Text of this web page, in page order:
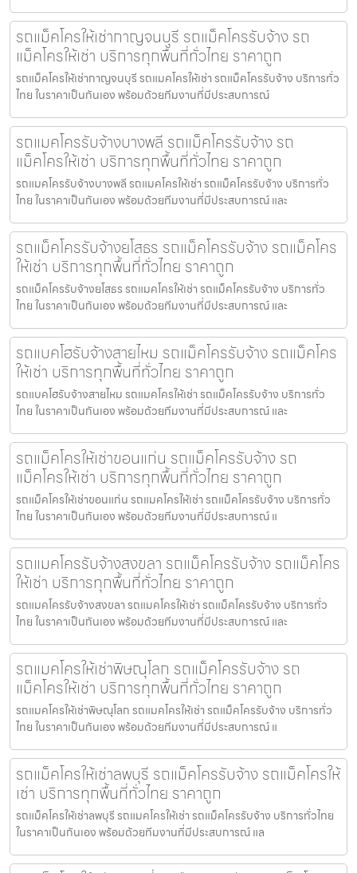
รถแม็คโครให้เช่ากาญจนบุรี รถแม็คโครรับจ้าง รถ
แม็คโครให้เช่า บริการทุกพื้นที่ทั่วไทย ราคาถูก
รถแม็คโครให้เช่ากาญจนบุรี รถแมคโครให้เช่า รถแม็คโครรับจ้าง บริการทั่ว
ไทย ในราคาเป็นกันเอง พร้อมด้วยทีมงานที่มีประสบการณ์
รถแมคโครรับจ้างบางพลี รถแม็คโครรับจ้าง รถ
แม็คโครให้เช่า บริการทุกพื้นที่ทั่วไทย ราคาถูก
รถแมคโครรับจ้างบางพลี รถแมคโครให้เช่า รถแม็คโครรับจ้าง บริการทั่ว
ไทย ในราคาเป็นกันเอง พร้อมด้วยทีมงานที่มีประสบการณ์ และ
รถแม็คโครรับจ้างยโสธร รถแม็คโครรับจ้าง รถแม็คโคร
ให้เช่า บริการทุกพื้นที่ทั่วไทย ราคาถูก
รถแม็คโครรับจ้างยโสธร รถแมคโครให้เช่า รถแม็คโครรับจ้าง บริการทั่ว
ไทย ในราคาเป็นกันเอง พร้อมด้วยทีมงานที่มีประสบการณ์ และ
รถแบคโฮรับจ้างสายไหม รถแม็คโครรับจ้าง รถแม็คโคร
ให้เช่า บริการทุกพื้นที่ทั่วไทย ราคาถูก
รถแบคโฮรับจ้างสายไหม รถแมคโครให้เช่า รถแม็คโครรับจ้าง บริการทั่ว
ไทย ในราคาเป็นกันเอง พร้อมด้วยทีมงานที่มีประสบการณ์ และ
รถแม็คโครให้เช่าขอนแก่น รถแม็คโครรับจ้าง รถ
แม็คโครให้เช่า บริการทุกพื้นที่ทั่วไทย ราคาถูก
รถแม็คโครให้เช่าขอนแก่น รถแมคโครให้เช่า รถแม็คโครรับจ้าง บริการทั่ว
ไทย ในราคาเป็นกันเอง พร้อมด้วยทีมงานที่มีประสบการณ์ แ
รถแมคโครรับจ้างสงขลา รถแม็คโครรับจ้าง รถแม็คโคร
ให้เช่า บริการทุกพื้นที่ทั่วไทย ราคาถูก
รถแมคโครรับจ้างสงขลา รถแมคโครให้เช่า รถแม็คโครรับจ้าง บริการทั่ว
ไทย ในราคาเป็นกันเอง พร้อมด้วยทีมงานที่มีประสบการณ์ และ
รถแมคโครให้เช่าพิษณุโลก รถแม็คโครรับจ้าง รถ
แม็คโครให้เช่า บริการทุกพื้นที่ทั่วไทย ราคาถูก
รถแมคโครให้เช่าพิษณุโลก รถแมคโครให้เช่า รถแม็คโครรับจ้าง บริการทั่ว
ไทย ในราคาเป็นกันเอง พร้อมด้วยทีมงานที่มีประสบการณ์ แ
รถแม็คโครให้เช่าลพบุรี รถแม็คโครรับจ้าง รถแม็คโครให้
เช่า บริการทุกพื้นที่ทั่วไทย ราคาถูก
รถแม็คโครให้เช่าลพบุรี รถแมคโครให้เช่า รถแม็คโครรับจ้าง บริการทั่วไทย
ในราคาเป็นกันเอง พร้อมด้วยทีมงานที่มีประสบการณ์ แล